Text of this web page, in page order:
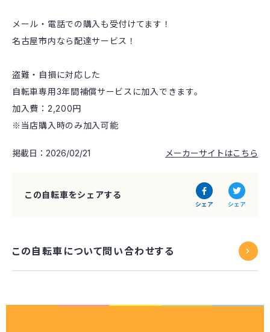
メール・電話での購入も受付けてます！
名古屋市内なら配達サービス！
盗難・自損に対応した
自転車専用3年間補償サービスに加入できます。
加入費：2,200円
※当店購入時のみ加入可能
掲載日：2026/02/21 メーカーサイトはこちら
この自転車をシェアする
シェア シェア
この自転車について問い合わせする